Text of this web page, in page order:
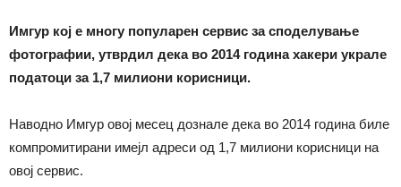
Имгур кој е многу популарен сервис за споделување
фотографии, утврдил дека во 2014 година хакери украле
податоци за 1,7 милиони корисници.
Наводно Имгур овој месец дознале дека во 2014 година биле
компромитирани имејл адреси од 1,7 милиони корисници на
овој сервис.